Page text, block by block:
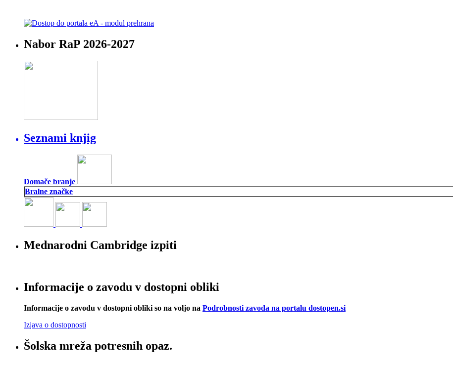
Nabor RaP 2026-2027
Seznami knjig
Domače branje
Bralne značke
Mednarodni Cambridge izpiti
Informacije o zavodu v dostopni obliki
Informacije o zavodu v dostopni obliki so na voljo na Podrobnosti zavoda na portalu dostopen.si
Izjava o dostopnosti
Šolska mreža potresnih opaz.